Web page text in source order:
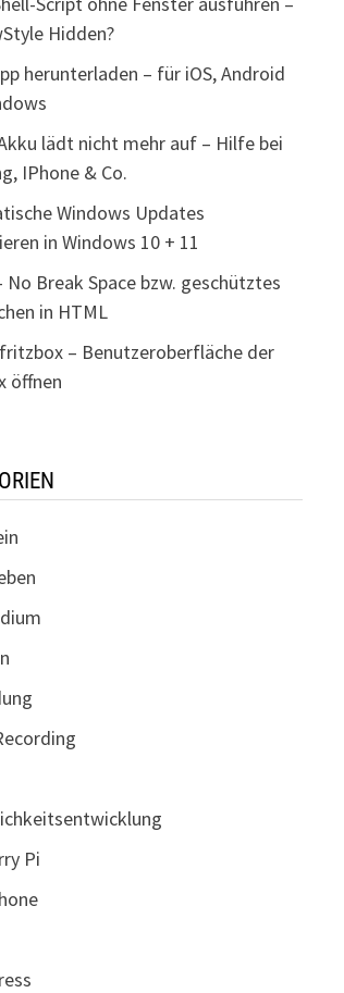
Hidden?
herunterladen – für iOS, Android
lädt nicht mehr auf – Hilfe bei
IPhone & Co.
Windows Updates
in Windows 10 + 11
No Break Space bzw. geschütztes
in HTML
– Benutzeroberfläche der
öffnen
Pi